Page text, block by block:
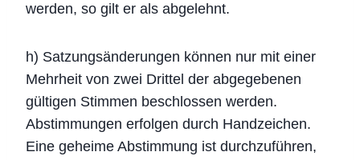
werden, so gilt er als abgelehnt.
h) Satzungsänderungen können nur mit einer
Mehrheit von zwei Drittel der abgegebenen
gültigen Stimmen beschlossen werden.
Abstimmungen erfolgen durch Handzeichen.
Eine geheime Abstimmung ist durchzuführen,